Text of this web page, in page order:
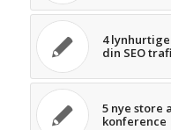
4
din SEO
5 nye store
konference